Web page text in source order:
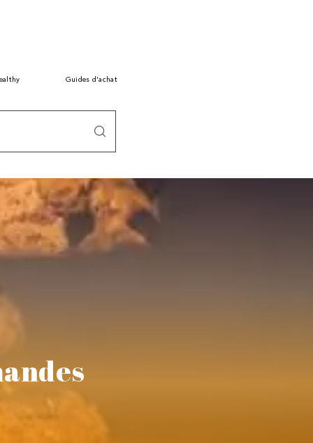
Guides d’achat